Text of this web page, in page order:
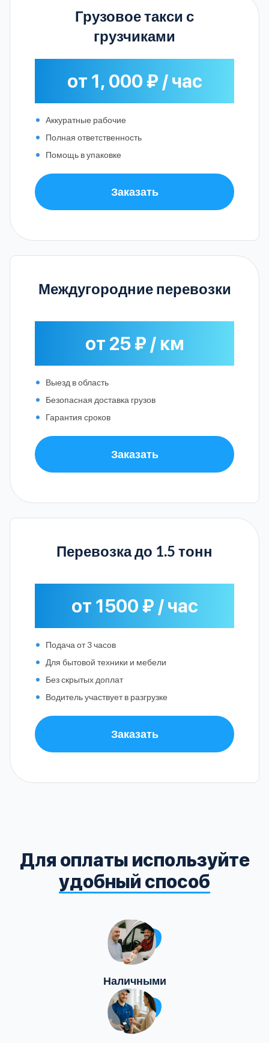
Грузовое такси с
грузчиками
от 1, 000 ₽ / час
Аккуратные рабочие
Полная ответственность
Помощь в упаковке
Заказать
Междугородние перевозки
от 25 ₽ / км
Выезд в область
Безопасная доставка грузов
Гарантия сроков
Заказать
Перевозка до 1.5 тонн
от 1500 ₽ / час
Подача от 3 часов
Для бытовой техники и мебели
Без скрытых доплат
Водитель участвует в разгрузке
Заказать
Для оплаты используйте
удобный способ
Наличными